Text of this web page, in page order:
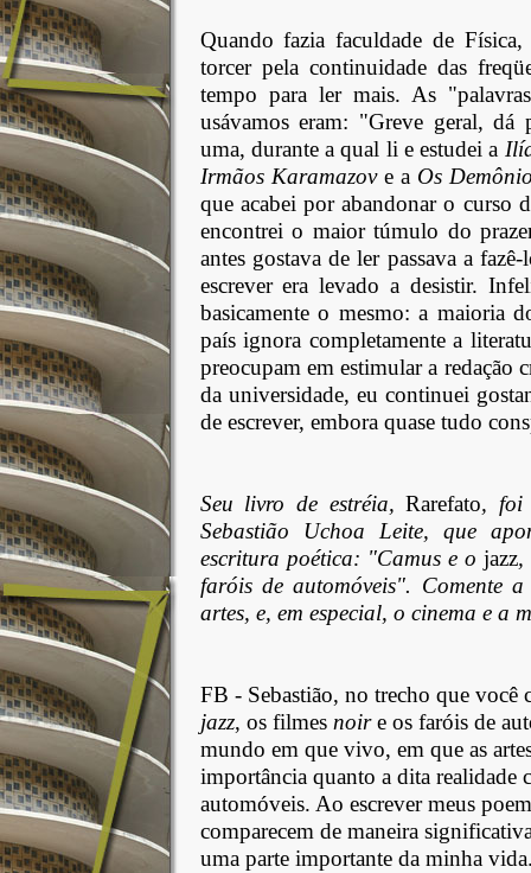
Quando fazia faculdade de
torcer pela continuidade das
tempo para ler mais. As
usávamos eram: "Greve geral,
uma, durante a qual li e estudei a
Irmãos Karamazove a Os
que acabei por abandonar o curso
encontrei o maior túmulo do
antes gostava de ler passava a
escrever era levado a desistir.
basicamente o mesmo: a maioria
país ignora completamente a
preocupam em estimular a redação
da universidade, eu continuei
de escrever, embora quase tudo
Seu livro de estréia,Rarefato, foi
Sebastião Uchoa Leite, que
escritura poética: "Camus e ojazz,
faróis de automóveis". Comente
artes, e, em especial, o cinema e a
FB - Sebastião, no trecho que você
jazz, os filmes noire os faróis de
mundo em que vivo, em que as
importância quanto a dita realidade
automóveis. Ao escrever meus
comparecem de maneira
uma parte importante da minha